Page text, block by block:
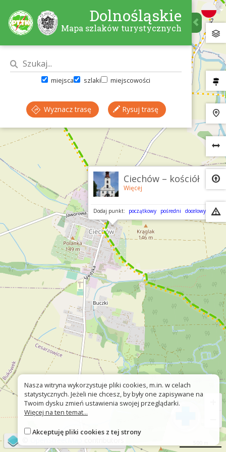
Ciechów – kościół
Więcej
Dodaj punkt: początkowy pośredni docelowy
Dolnośląskie
Mapa szlaków turystycznych
miejsca szlaki miejscowości
Wyznacz trasę Rysuj trasę
Nasza witryna wykorzystuje pliki cookies, m.in. w celach
statystycznych. Jeżeli nie chcesz, by były one zapisywane na
Twoim dysku zmień ustawienia swojej przeglądarki.
Więcej na ten temat...
Akceptuję pliki cookies z tej strony